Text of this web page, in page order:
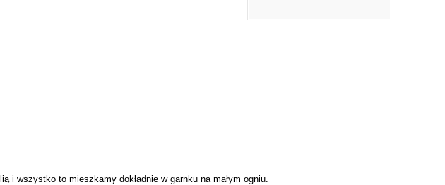
i wszystko to mieszkamy dokładnie w garnku na małym ogniu.